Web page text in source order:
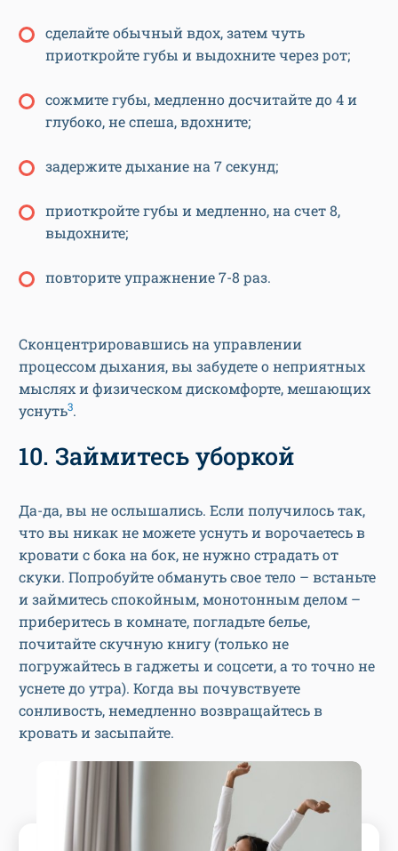
сделайте обычный вдох, затем чуть
приоткройте губы и выдохните через рот;
сожмите губы, медленно досчитайте до 4 и
глубоко, не спеша, вдохните;
задержите дыхание на 7 секунд;
приоткройте губы и медленно, на счет 8,
выдохните;
повторите упражнение 7-8 раз.
Сконцентрировавшись на управлении
процессом дыхания, вы забудете о неприятных
мыслях и физическом дискомфорте, мешающих
уснуть3.
10. Займитесь уборкой
Да-да, вы не ослышались. Если получилось так,
что вы никак не можете уснуть и ворочаетесь в
кровати с бока на бок, не нужно страдать от
скуки. Попробуйте обмануть свое тело – встаньте
и займитесь спокойным, монотонным делом –
приберитесь в комнате, погладьте белье,
почитайте скучную книгу (только не
погружайтесь в гаджеты и соцсети, а то точно не
уснете до утра). Когда вы почувствуете
сонливость, немедленно возвращайтесь в
кровать и засыпайте.